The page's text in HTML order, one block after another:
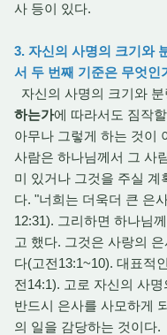
사 등이 있다.
3. 자신의 사명의 크기와
서 두 번째 기준은 무엇인
자신의 사명의 크기와
하는가에 따라서도 짐작
아무나 그렇게 하는 것이
사람은 하나님께서 그 사
미 있거나 그것을 주실 계
다. "너희는 더욱더 큰 은
12:31). 그리하면 하나님
고 했다. 그것은 사랑의
다(고전13:1~10). 대표적
전14:1). 고로 자신의 사
반드시 은사를 사모하게
의 일을 감당하는 것이다.